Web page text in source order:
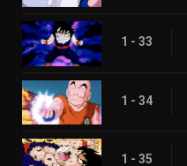
1 - 33
1 - 34
1 - 35